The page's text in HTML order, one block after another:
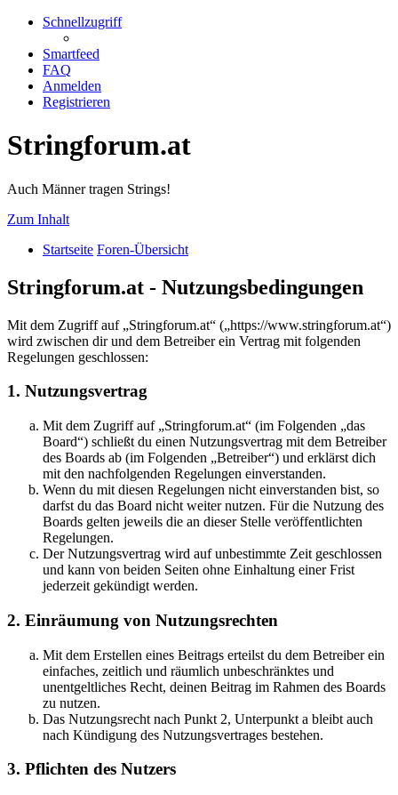
Schnellzugriff
Smartfeed
FAQ
Anmelden
Registrieren
Stringforum.at
Auch Männer tragen Strings!
Zum Inhalt
Startseite Foren-Übersicht
Stringforum.at - Nutzungsbedingungen
Mit dem Zugriff auf „Stringforum.at“ („https://www.stringforum.at“)
wird zwischen dir und dem Betreiber ein Vertrag mit folgenden
Regelungen geschlossen:
1. Nutzungsvertrag
Mit dem Zugriff auf „Stringforum.at“ (im Folgenden „das
Board“) schließt du einen Nutzungsvertrag mit dem Betreiber
des Boards ab (im Folgenden „Betreiber“) und erklärst dich
mit den nachfolgenden Regelungen einverstanden.
Wenn du mit diesen Regelungen nicht einverstanden bist, so
darfst du das Board nicht weiter nutzen. Für die Nutzung des
Boards gelten jeweils die an dieser Stelle veröffentlichten
Regelungen.
Der Nutzungsvertrag wird auf unbestimmte Zeit geschlossen
und kann von beiden Seiten ohne Einhaltung einer Frist
jederzeit gekündigt werden.
2. Einräumung von Nutzungsrechten
Mit dem Erstellen eines Beitrags erteilst du dem Betreiber ein
einfaches, zeitlich und räumlich unbeschränktes und
unentgeltliches Recht, deinen Beitrag im Rahmen des Boards
zu nutzen.
Das Nutzungsrecht nach Punkt 2, Unterpunkt a bleibt auch
nach Kündigung des Nutzungsvertrages bestehen.
3. Pflichten des Nutzers